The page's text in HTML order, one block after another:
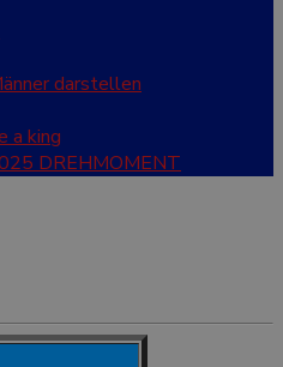
darstellen
a king
DREHMOMENT